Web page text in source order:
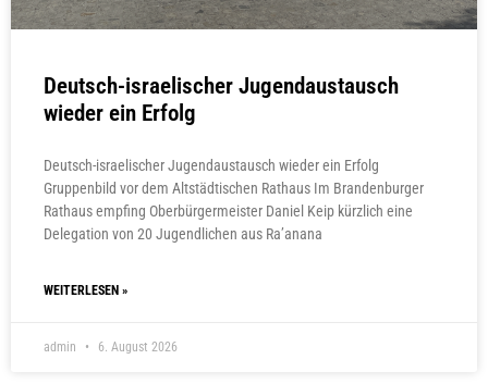
Deutsch-israelischer Jugendaustausch
wieder ein Erfolg
Deutsch-israelischer Jugendaustausch wieder ein Erfolg
Gruppenbild vor dem Altstädtischen Rathaus Im Brandenburger
Rathaus empfing Oberbürgermeister Daniel Keip kürzlich eine
Delegation von 20 Jugendlichen aus Ra’anana
WEITERLESEN »
admin 6. August 2026